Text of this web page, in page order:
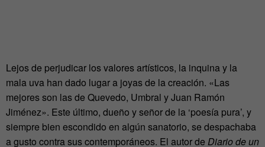
Lejos de perjudicar los valores artísticos, la inquina y la
mala uva han dado lugar a joyas de la creación. «Las
mejores son las de Quevedo, Umbral y Juan Ramón
Jiménez». Este último, dueño y señor de la ‘poesía pura’, y
siempre bien escondido en algún sanatorio, se despachaba
a gusto contra sus contemporáneos. El autor de Diario de un